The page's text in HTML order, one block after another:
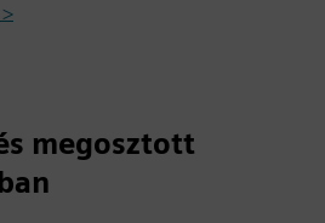
megosztott